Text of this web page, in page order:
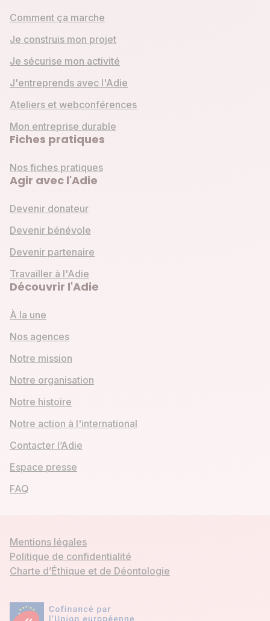
Comment ça marche
Je construis mon projet
Je sécurise mon activité
J'entreprends avec l'Adie
Ateliers et webconférences
Mon entreprise durable
Fiches pratiques
Nos fiches pratiques
Agir avec l'Adie
Devenir donateur
Devenir bénévole
Devenir partenaire
Travailler à l'Adie
Découvrir l'Adie
À la une
Nos agences
Notre mission
Notre organisation
Notre histoire
Notre action à l'international
Contacter l’Adie
Espace presse
FAQ
Mentions légales
Politique de confidentialité
Charte d’Éthique et de Déontologie